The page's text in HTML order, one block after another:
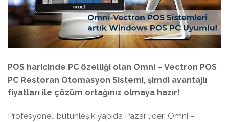
POS haricinde PC özelliği olan Omni – Vectron POS
PC Restoran Otomasyon Sistemi, şimdi avantajlı
fiyatları ile çözüm ortağınız olmaya hazır!
Profesyonel, bütünleşik yapıda Pazar lideri Omni –